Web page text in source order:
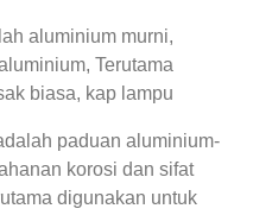
aluminium murni,
Terutama
biasa, kap lampu
paduan aluminium-
korosi dan sifat
digunakan untuk